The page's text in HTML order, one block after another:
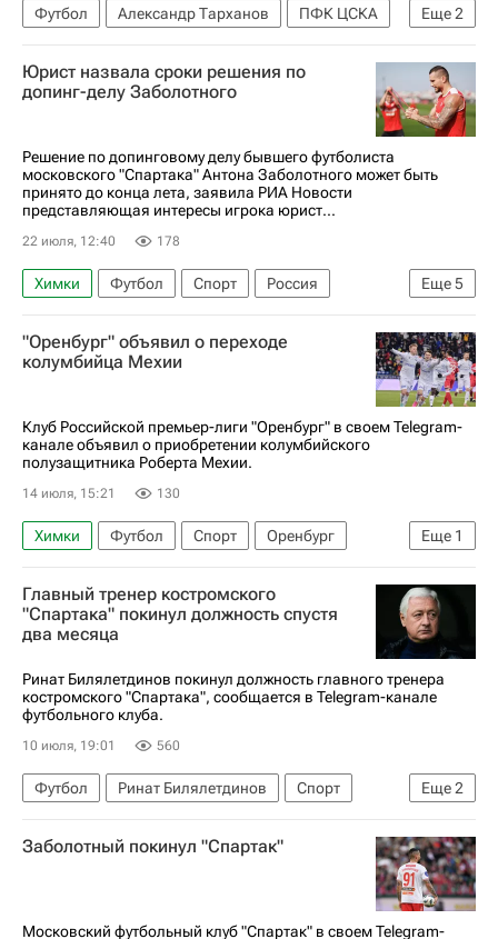
Еще2
Футбол Александр Тарханов
ПФК ЦСКА
Енисей
Торпедо (Москва)
Юрист назвала сроки решения по
допинг-делу Заболотного
Решение по допинговому делу бывшего футболиста
московского "Спартака" Антона Заболотного может быть
принято до конца лета, заявила РИА Новости
представляющая интересы игрока юрист...
22 июля, 12:40 178
Еще5
Химки Футбол Спорт
Россия
Ленинградская область
Анна Анцелиович
Антон Заболотный
Спартак Москва
"Оренбург" объявил о переходе
колумбийца Мехии
Клуб Российской премьер-лиги "Оренбург" в своем Telegram-
канале объявил о приобретении колумбийского
полузащитника Роберта Мехии.
14 июля, 15:21 130
Еще 1
Химки Футбол Спорт
Оренбург
РПЛ 2026-2027 (Чемпионат России по футболу)
Главный тренер костромского
"Спартака" покинул должность спустя
два месяца
Ринат Билялетдинов покинул должность главного тренера
костромского "Спартака", сообщается в Telegram-канале
футбольного клуба.
10 июля, 19:01 560
Еще2
Футбол Ринат Билялетдинов
Спорт
Долгопрудный
Спартак (Кострома)
Заболотный покинул "Спартак"
Московский футбольный клуб "Спартак" в своем Telegram-